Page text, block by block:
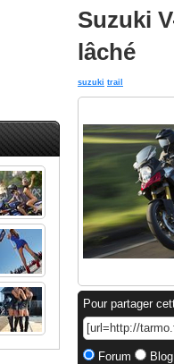
Suzuki
lâché
suzuki trail
Pour partager
Forum